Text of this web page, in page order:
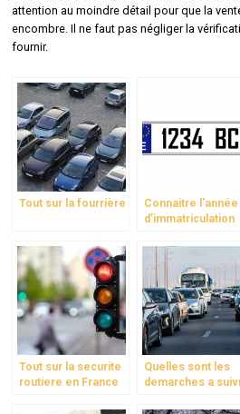
attention au moindre détail pour que la
encombre. Il ne faut pas négliger la
fournir.
Tout sur la fourrière
Connaitre l’année
d’immatriculation
Tout sur la securite
routiere en France
Quelles sont les
demarches a